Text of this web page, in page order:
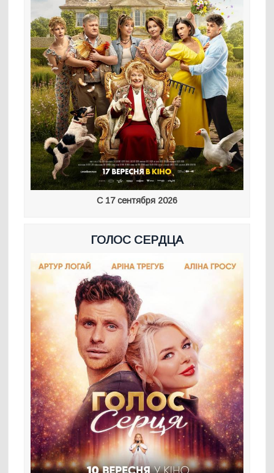
С 17 сентября 2026
ГОЛОС СЕРДЦА